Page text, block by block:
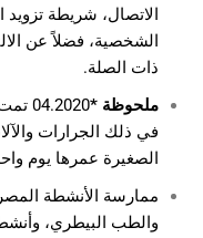
الاتصال، شريطة
الشخصية، فضلاً عن
ذات الصلة.
ملحوظة *
في ذلك الجرارات
الصغيرة عمرها يوم
ممارسة الأنشطة
والطب البيطري،